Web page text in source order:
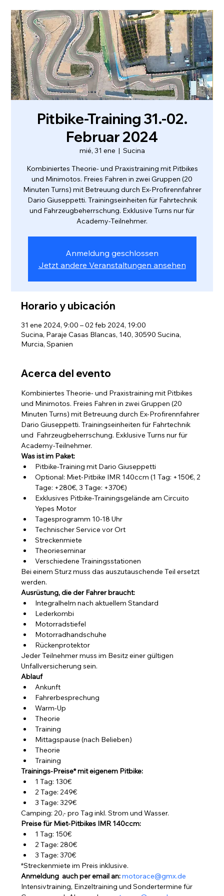
Pitbike-Training 31.-02.
Februar 2024
mié, 31 ene
  |
Sucina
Kombiniertes Theorie- und Praxistraining mit Pitbikes
und Minimotos. Freies Fahren in zwei Gruppen (20
Minuten Turns) mit Betreuung durch Ex-Profirennfahrer
Dario Giuseppetti. Trainingseinheiten für Fahrtechnik
und Fahrzeugbeherrschung. Exklusive Turns nur für
Academy-Teilnehmer.
Anmeldung geschlossen
Jetzt andere Veranstaltungen ansehen
Horario y ubicación
31 ene 2024, 9:00 – 02 feb 2024, 19:00
Sucina, Paraje Casas Blancas, 140, 30590 Sucina,
Murcia, Spanien
Acerca del evento
Kombiniertes Theorie- und Praxistraining mit Pitbikes
und Minimotos. Freies Fahren in zwei Gruppen (20
Minuten Turns) mit Betreuung durch Ex-Profirennfahrer
Dario Giuseppetti. Trainingseinheiten für Fahrtechnik
und  Fahrzeugbeherrschung. Exklusive Turns nur für
Academy-Teilnehmer.
Was ist im Paket:
Pitbike-Training mit Dario Giuseppetti
Optional: Miet-Pitbike IMR 140ccm (1 Tag: +150€, 2
Tage: +280€, 3 Tage: +370€)
Exklusives Pitbike-Trainingsgelände am Circuito
Yepes Motor
Tagesprogramm 10-18 Uhr
Technischer Service vor Ort
Streckenmiete
Theorieseminar
Verschiedene Trainingsstationen
Bei einem Sturz muss das auszutauschende Teil ersetzt
werden.
Ausrüstung, die der Fahrer braucht:
Integralhelm nach aktuellem Standard
Lederkombi
Motorradstiefel
Motorradhandschuhe
Rückenprotektor
Jeder Teilnehmer muss im Besitz einer gültigen
Unfallversicherung sein.
Ablauf
Ankunft
Fahrerbesprechung
Warm-Up
Theorie
Training
Mittagspause (nach Belieben)
Theorie
Training
Trainings-Preise* mit eigenem Pitbike:
1 Tag: 130€
2 Tage: 249€
3 Tage: 329€
Camping: 20,- pro Tag inkl. Strom und Wasser.
Preise für Miet-Pitbikes IMR 140ccm:
1 Tag: 150€
2 Tage: 280€
3 Tage: 370€
*Streckenmiete im Preis inklusive.
Anmeldung  auch per email an: motorace@gmx.de
Intensivtraining, Einzeltraining und Sondertermine für